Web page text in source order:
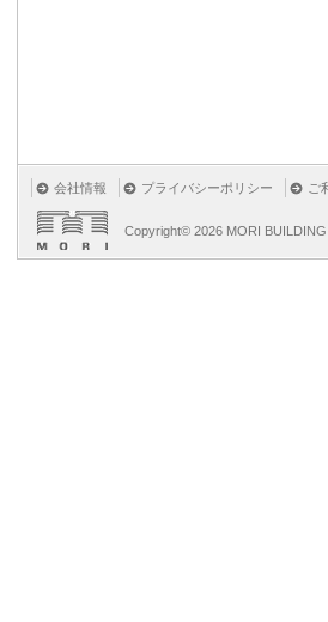
会社情報 プライバシーポリシー ご
Copyright© 2026 MORI